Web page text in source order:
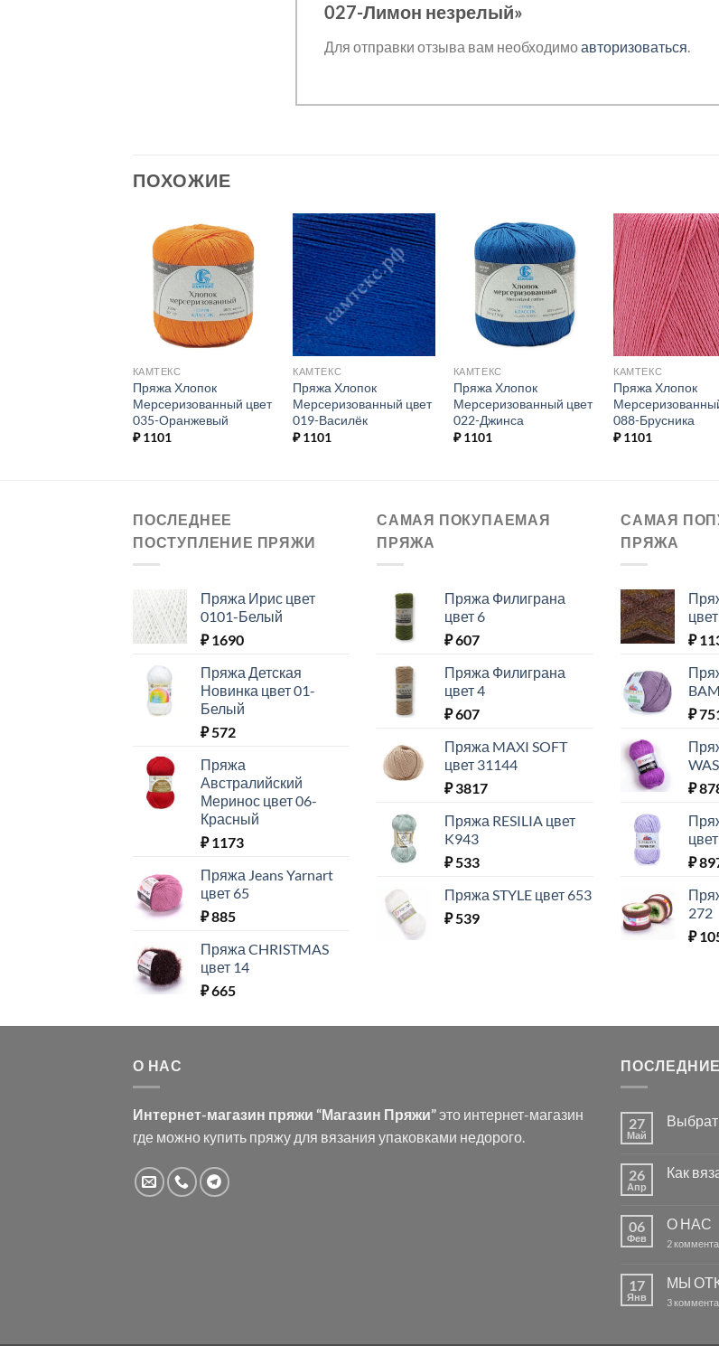
027-Лимон незрелый»
Для отправки отзыва вам необходимоавторизоваться.
ПОХОЖИЕ
Добавить в
избранное.
КАМТЕКС
Пряжа Хлопок
Мерсеризованный цвет
035-Оранжевый
₽1101
Добавить в
избранное.
КАМТЕКС
Пряжа Хлопок
Мерсеризованный цвет
019-Василёк
₽1101
Добавить в
избранное.
КАМТЕКС
Пряжа Хлопок
Мерсеризованный цвет
022-Джинса
₽1101
КАМТЕКС
Пряжа Хлопок
088-Брусника
₽1101
ПОСЛЕДНЕЕ
ПОСТУПЛЕНИЕ ПРЯЖИ
Пряжа Ирис цвет
0101-Белый
₽1690
Пряжа Детская
Новинка цвет 01-
Белый
₽572
Пряжа
Австралийский
Меринос цвет 06-
Красный
₽1173
Пряжа Jeans Yarnart
цвет 65
₽885
Пряжа CHRISTMAS
цвет 14
₽665
САМАЯ ПОКУПАЕМАЯ
ПРЯЖА
Пряжа Филиграна
цвет 6
₽607
Пряжа Филиграна
цвет 4
₽607
Пряжа MAXI SOFT
цвет 31144
₽3817
Пряжа RESILIA цвет
K943
₽533
Пряжа STYLE цвет 653
₽539
САМАЯ
ПРЯЖА
₽
₽
₽
₽
272
₽
О НАС
Интернет-магазин пряжи “Магазин Пряжи”это интернет-магазин
где можно купить пряжу для вязания упаковками недорого.
27
Май
Выбрать
для
вязания.
26
Апр
Как
Как
06
Фев
О НАС
2
17
Янв
МЫ
3